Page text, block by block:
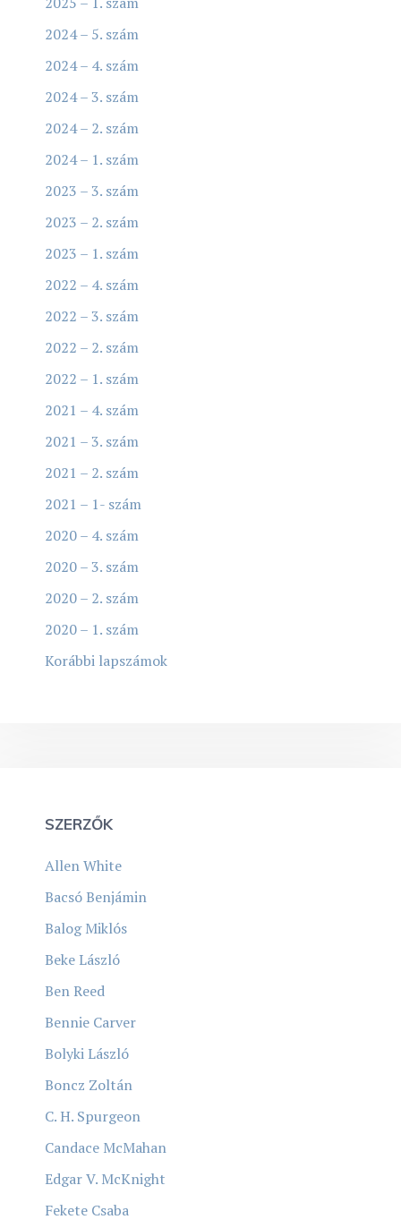
2024 – 5. szám
2024 – 4. szám
2024 – 3. szám
2024 – 2. szám
2024 – 1. szám
2023 – 3. szám
2023 – 2. szám
2023 – 1. szám
2022 – 4. szám
2022 – 3. szám
2022 – 2. szám
2022 – 1. szám
2021 – 4. szám
2021 – 3. szám
2021 – 2. szám
2021 – 1- szám
2020 – 4. szám
2020 – 3. szám
2020 – 2. szám
2020 – 1. szám
Korábbi lapszámok
SZERZŐK
Allen White
Bacsó Benjámin
Balog Miklós
Beke László
Ben Reed
Bennie Carver
Bolyki László
Boncz Zoltán
C. H. Spurgeon
Candace McMahan
Edgar V. McKnight
Fekete Csaba